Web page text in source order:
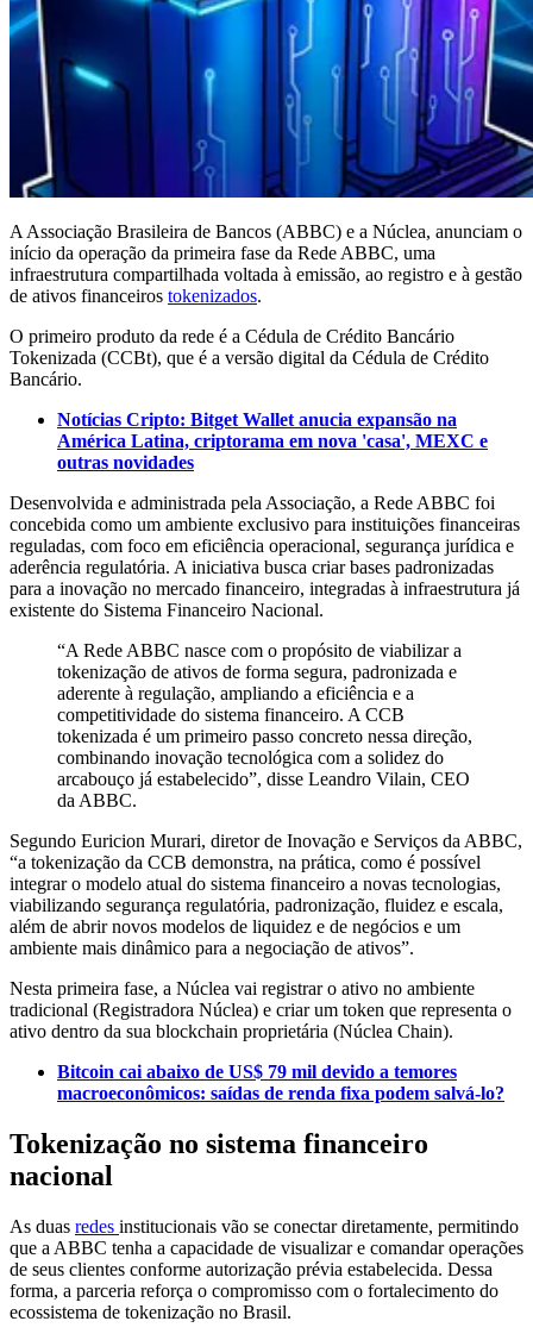
A Associação Brasileira de Bancos (ABBC) e a Núclea, anunciam o
início da operação da primeira fase da Rede ABBC, uma
infraestrutura compartilhada voltada à emissão, ao registro e à gestão
de ativos financeiros tokenizados.
O primeiro produto da rede é a Cédula de Crédito Bancário
Tokenizada (CCBt), que é a versão digital da Cédula de Crédito
Bancário.
Notícias Cripto: Bitget Wallet anucia expansão na
América Latina, criptorama em nova 'casa', MEXC e
outras novidades
Desenvolvida e administrada pela Associação, a Rede ABBC foi
concebida como um ambiente exclusivo para instituições financeiras
reguladas, com foco em eficiência operacional, segurança jurídica e
aderência regulatória. A iniciativa busca criar bases padronizadas
para a inovação no mercado financeiro, integradas à infraestrutura já
existente do Sistema Financeiro Nacional.
“A Rede ABBC nasce com o propósito de viabilizar a
tokenização de ativos de forma segura, padronizada e
aderente à regulação, ampliando a eficiência e a
competitividade do sistema financeiro. A CCB
tokenizada é um primeiro passo concreto nessa direção,
combinando inovação tecnológica com a solidez do
arcabouço já estabelecido”, disse Leandro Vilain, CEO
da ABBC.
Segundo Euricion Murari, diretor de Inovação e Serviços da ABBC,
“a tokenização da CCB demonstra, na prática, como é possível
integrar o modelo atual do sistema financeiro a novas tecnologias,
viabilizando segurança regulatória, padronização, fluidez e escala,
além de abrir novos modelos de liquidez e de negócios e um
ambiente mais dinâmico para a negociação de ativos”.
Nesta primeira fase, a Núclea vai registrar o ativo no ambiente
tradicional (Registradora Núclea) e criar um token que representa o
ativo dentro da sua blockchain proprietária (Núclea Chain).
Bitcoin cai abaixo de US$ 79 mil devido a temores
macroeconômicos: saídas de renda fixa podem salvá-lo?
Tokenização no sistema financeiro
nacional
As duas redes institucionais vão se conectar diretamente, permitindo
que a ABBC tenha a capacidade de visualizar e comandar operações
de seus clientes conforme autorização prévia estabelecida. Dessa
forma, a parceria reforça o compromisso com o fortalecimento do
ecossistema de tokenização no Brasil.